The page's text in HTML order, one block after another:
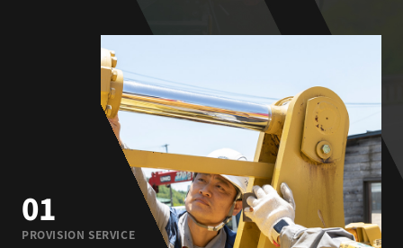
01
PROVISION SERVICE